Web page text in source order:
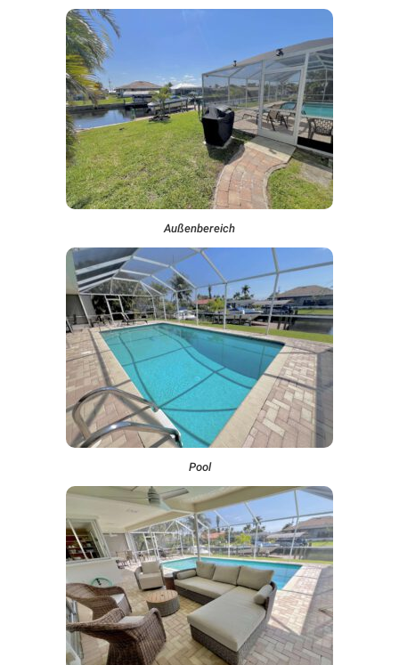
Außenbereich
Pool